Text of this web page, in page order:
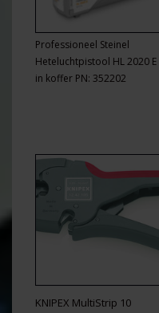
Professioneel Steinel
Heteluchtpistool HL 2020 E
in koffer PN: 352202
KNIPEX MultiStrip 10